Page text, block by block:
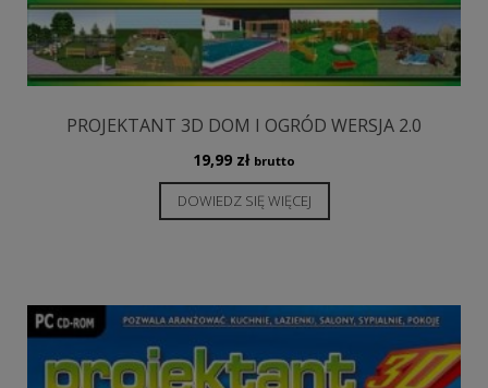
PROJEKTANT 3D DOM I OGRÓD WERSJA 2.0
19,99 zł brutto
DOWIEDZ SIĘ WIĘCEJ